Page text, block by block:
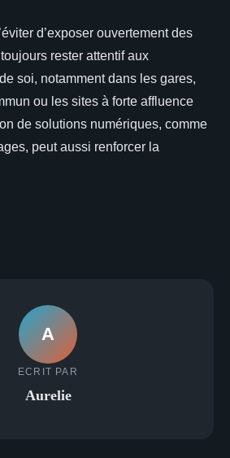
d’exposer ouvertement des
rester attentif aux
soi, notamment dans les gares,
ou les sites à forte affluence
de solutions numériques, comme
peut aussi renforcer la
A
ECRIT PAR
Aurelie